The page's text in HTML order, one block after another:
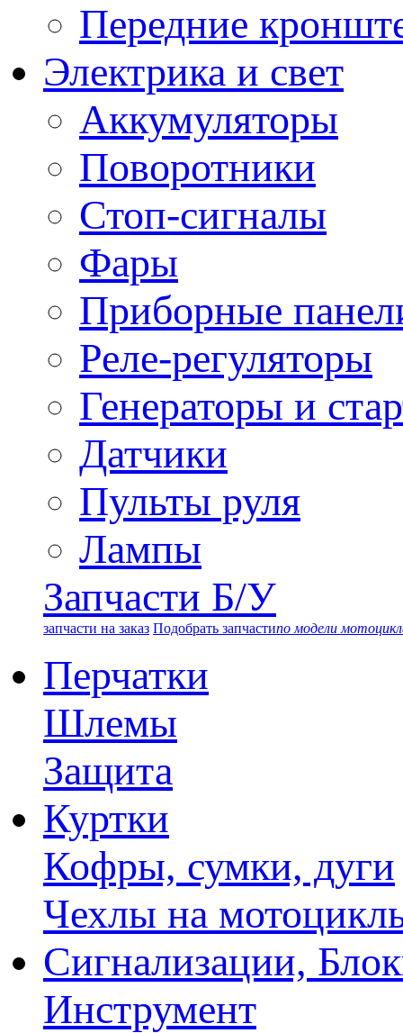
Передние
Электрика и свет
Аккумуляторы
Поворотники
Стоп-сигналы
Фары
Приборные
Реле-регуляторы
Генераторы и
Датчики
Пульты руля
Лампы
Запчасти Б/У
запчасти на заказ Подобрать запчастипо модели
Перчатки
Шлемы
Защита
Куртки
Кофры, сумки, дуги
Чехлы на
Сигнализации,
Инструмент